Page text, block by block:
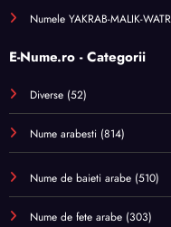
Numele YAKRAB-MALIK-
E-Nume.ro - Categorii
Diverse (52)
Nume arabesti (814)
Nume de baieti arabe (510)
Nume de fete arabe (303)